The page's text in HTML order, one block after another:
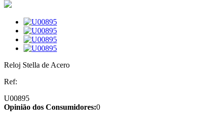
Reloj Stella de Acero
Ref:
U00895
Opinião dos Consumidores:0